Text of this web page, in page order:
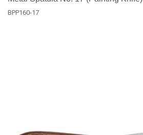
BPP160-17